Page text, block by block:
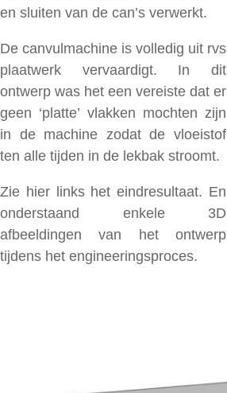
en sluiten van de can’s verwerkt.
De canvulmachine is volledig uit rvs
plaatwerk vervaardigt. In dit
ontwerp was het een vereiste dat er
geen ‘platte’ vlakken mochten zijn
in de machine zodat de vloeistof
ten alle tijden in de lekbak stroomt.
Zie hier links het eindresultaat. En
onderstaand enkele 3D
afbeeldingen van het ontwerp
tijdens het engineeringsproces.